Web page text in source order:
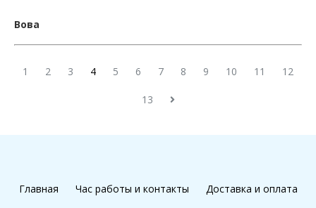
Вова
1 2 3 4 5 6 7 8 9 10 11 12
13
Главная Час работы и контакты
Доставка и оплата